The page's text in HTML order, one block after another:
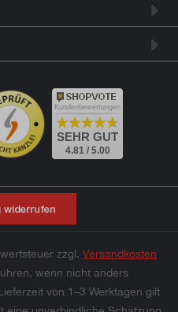
Kundenbewertungen
SEHR GUT
4.81 / 5.00
widerrufen
zzgl. Versandkosten
wenn nicht anders
von 1–3 Werktagen gilt